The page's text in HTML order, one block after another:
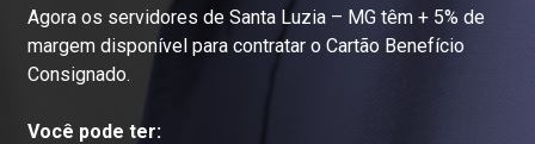
Agora os servidores de Santa Luzia – MG têm + 5% de
margem disponível para contratar o Cartão Benefício
Consignado.
Você pode ter: